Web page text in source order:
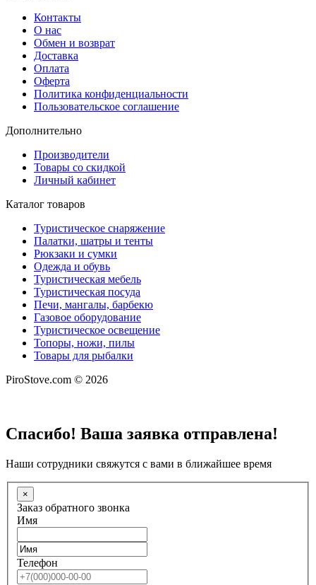
Контакты
О нас
Обмен и возврат
Доставка
Оплата
Оферта
Политика конфиденциальности
Пользовательское соглашение
Дополнительно
Производители
Товары со скидкой
Личный кабинет
Каталог товаров
Туристическое снаряжение
Палатки, шатры и тенты
Рюкзаки и сумки
Одежда и обувь
Туристическая мебель
Туристическая посуда
Печи, мангалы, барбекю
Газовое оборудование
Туристическое освещение
Топоры, ножи, пилы
Товары для рыбалки
PiroStove.com © 2026
Спасибо! Ваша заявка отправлена!
Наши сотрудники свяжутся с вами в ближайшее время
×
Заказ обратного звонка
Имя
Телефон